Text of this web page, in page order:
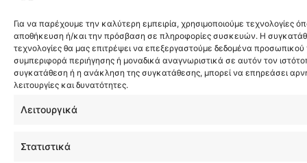
Για να παρέχουμε την καλύτερη εμπειρία, χρησιμοποιούμε τεχνολογίες
αποθήκευση ή/και την πρόσβαση σε πληροφορίες συσκευών. Η
τεχνολογίες θα μας επιτρέψει να επεξεργαστούμε δεδομένα
συμπεριφορά περιήγησης ή μοναδικά αναγνωριστικά σε αυτόν τον
συγκατάθεση ή η ανάκληση της συγκατάθεσης, μπορεί να επηρεάσει
λειτουργίες και δυνατότητες.
Λειτουργικά
Στατιστικά